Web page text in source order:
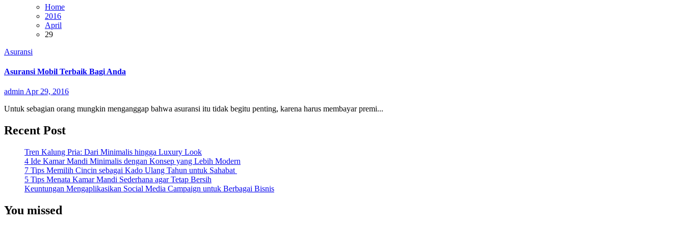
Home
2016
April
29
Asuransi
Asuransi Mobil Terbaik Bagi Anda
admin Apr 29, 2016
Untuk sebagian orang mungkin menganggap bahwa asuransi itu tidak begitu penting, karena harus membayar premi...
Recent Post
Tren Kalung Pria: Dari Minimalis hingga Luxury Look
4 Ide Kamar Mandi Minimalis dengan Konsep yang Lebih Modern
7 Tips Memilih Cincin sebagai Kado Ulang Tahun untuk Sahabat
5 Tips Menata Kamar Mandi Sederhana agar Tetap Bersih
Keuntungan Mengaplikasikan Social Media Campaign untuk Berbagai Bisnis
You missed